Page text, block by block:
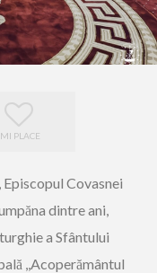
PLACE
Covasnei
dintre ani,
a Sfântului
,,Acoperământul